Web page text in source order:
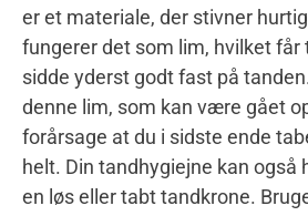
er et materiale, der stivner
fungerer det som lim, hvilket får
sidde yderst godt fast på
denne lim, som kan være gået
forårsage at du i sidste ende
helt. Din tandhygiejne kan også
en løs eller tabt tandkrone.